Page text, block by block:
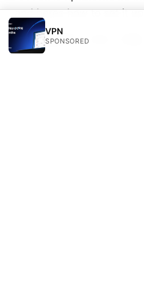
and heres how to set it up
手机翻墙软件：VPN、代
VPN
SPONSORED